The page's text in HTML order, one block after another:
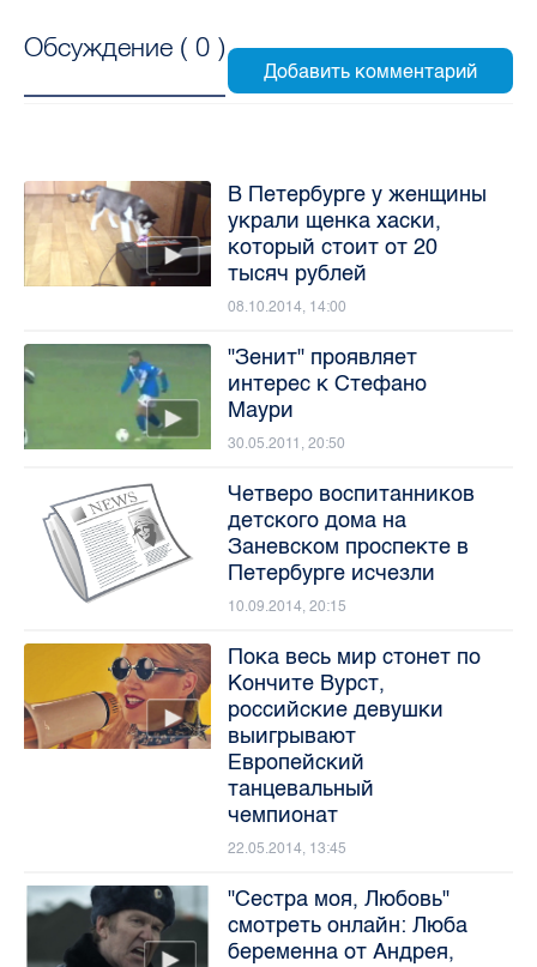
Обсуждение ( 0 )
В Петербурге у женщины
украли щенка хаски,
который стоит от 20
тысяч рублей
08.10.2014, 14:00
"Зенит" проявляет
интерес к Стефано
Маури
30.05.2011, 20:50
Четверо воспитанников
детского дома на
Заневском проспекте в
Петербурге исчезли
10.09.2014, 20:15
Пока весь мир стонет по
Кончите Вурст,
российские девушки
выигрывают
Европейский
танцевальный
чемпионат
22.05.2014, 13:45
"Сестра моя, Любовь"
смотреть онлайн: Люба
беременна от Андрея,